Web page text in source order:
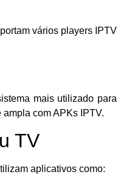
vários players IPTV
mais utilizado para
com APKs IPTV.
TV
aplicativos como: